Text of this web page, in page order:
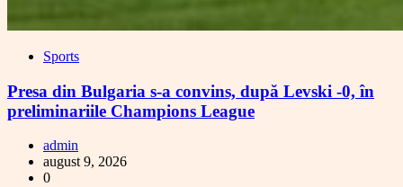
Sports
Presa din Bulgaria s-a convins, după Levski -0, în
preliminariile Champions League
admin
august 9, 2026
0